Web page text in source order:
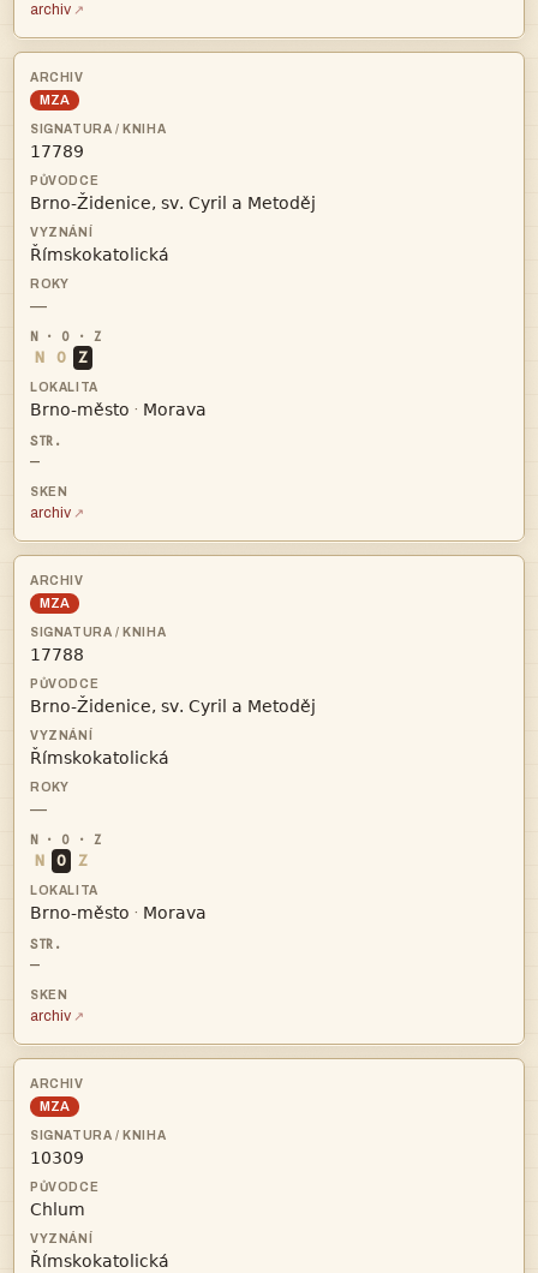
archiv
MZA



—
N O Z
 · 
—
archiv
MZA



—
N O Z
 · 
—
archiv
MZA


